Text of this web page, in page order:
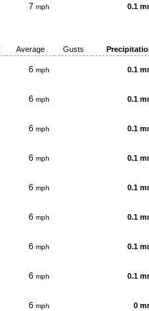
7 mph 0.1
Average Gusts
6 mph 0.1
6 mph 0.1
6 mph 0.1
6 mph 0.1
6 mph 0.1
6 mph 0.1
6 mph 0.1
6 mph 0.1
6 mph 0